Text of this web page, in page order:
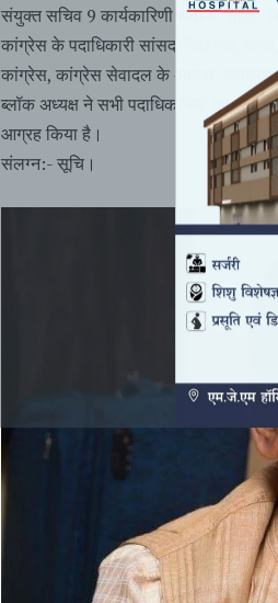
संयुक्त सचिव 9 कार्यकारिणी सदस्यों सहित
कांग्रेस के पदाधिकारी सांसद, विधायक,
कांग्रेस, कांग्रेस सेवादल के अध्यक्ष,
ब्लॉक अध्यक्ष ने सभी पदाधिकारियों को
आग्रह किया है।
संलग्न:- सूचि।